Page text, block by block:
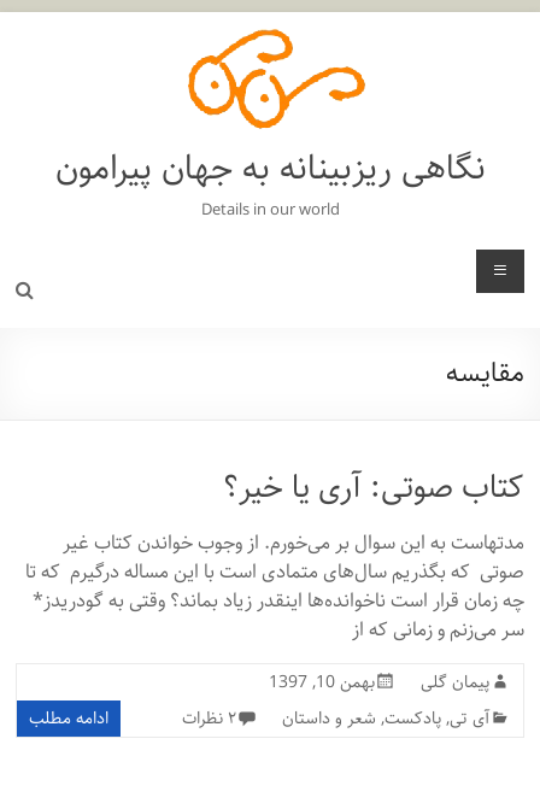
نگاهی ریزبینانه به جهان پیرامون
Details in our world
منو
مقایسه
کتاب صوتی: آری یا خیر؟
مدتهاست به این سوال بر می‌خورم. از وجوب خواندن کتاب غیر
صوتی که بگذریم سال‌های متمادی است با این مساله درگیرم که تا
چه زمان قرار است ناخوانده‌ها اینقدر زیاد بماند؟ وقتی به گودریدز*
سر می‌زنم و زمانی که از
پیمان گلی
بهمن 10, 1397
آی تی,پادکست, شعر و داستان ۲ نظرات ادامه مطلب